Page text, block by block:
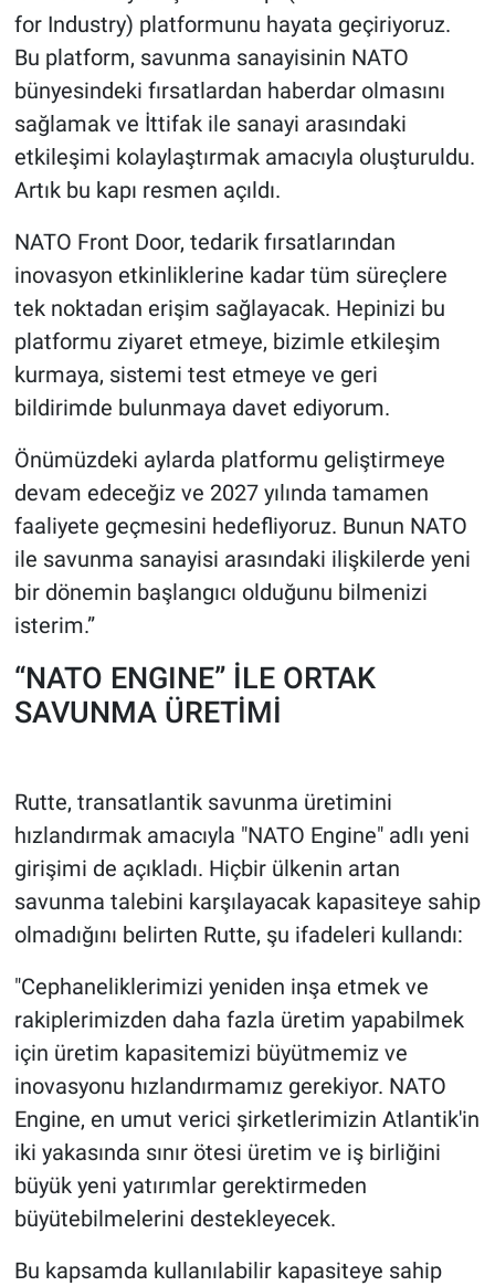
for Industry) platformunu hayata geçiriyoruz.
Bu platform, savunma sanayisinin NATO
bünyesindeki fırsatlardan haberdar olmasını
sağlamak ve İttifak ile sanayi arasındaki
etkileşimi kolaylaştırmak amacıyla oluşturuldu.
Artık bu kapı resmen açıldı.
NATO Front Door, tedarik fırsatlarından
inovasyon etkinliklerine kadar tüm süreçlere
tek noktadan erişim sağlayacak. Hepinizi bu
platformu ziyaret etmeye, bizimle etkileşim
kurmaya, sistemi test etmeye ve geri
bildirimde bulunmaya davet ediyorum.
Önümüzdeki aylarda platformu geliştirmeye
devam edeceğiz ve 2027 yılında tamamen
faaliyete geçmesini hedefliyoruz. Bunun NATO
ile savunma sanayisi arasındaki ilişkilerde yeni
bir dönemin başlangıcı olduğunu bilmenizi
isterim.”
“NATO ENGINE” İLE ORTAK
SAVUNMA ÜRETİMİ
Rutte, transatlantik savunma üretimini
hızlandırmak amacıyla "NATO Engine" adlı yeni
girişimi de açıkladı. Hiçbir ülkenin artan
savunma talebini karşılayacak kapasiteye sahip
olmadığını belirten Rutte, şu ifadeleri kullandı:
"Cephaneliklerimizi yeniden inşa etmek ve
rakiplerimizden daha fazla üretim yapabilmek
için üretim kapasitemizi büyütmemiz ve
inovasyonu hızlandırmamız gerekiyor. NATO
Engine, en umut verici şirketlerimizin Atlantik'in
iki yakasında sınır ötesi üretim ve iş birliğini
büyük yeni yatırımlar gerektirmeden
büyütebilmelerini destekleyecek.
Bu kapsamda kullanılabilir kapasiteye sahip